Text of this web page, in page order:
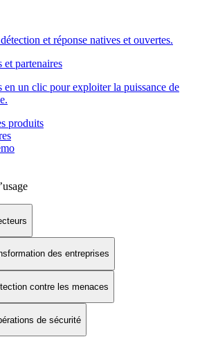
et réponse natives et ouvertes.
et partenaires
en un clic pour exploiter la puissance de
produits
des entreprises
contre les menaces
de sécurité